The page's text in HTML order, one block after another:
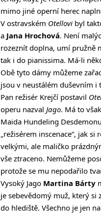
mimo jiné operní herec
V ostravském Otellovi byl
a Jana Hrochová. Není
rozeznít doplna, umí pružně
tak i do pianissima. Má-li
Obě tyto dámy můžeme
jsou v neustálém duševním i
Pan režisér Krejčí postavil
operu nazval Jago. Má to
Maida Hundeling
„režisérem inscenace“, jak
velkými, ale maličko
vše ztraceno. Nemůžeme
protože se mu nepodařilo
Vysoký Jago Martina Bárty
je sebevědomý muž, který
do hlediště. Všechno je jen